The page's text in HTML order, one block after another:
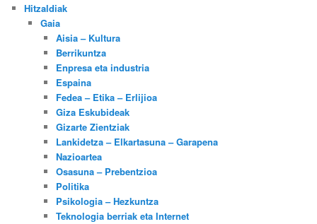
Hitzaldiak
Gaia
Aisia – Kultura
Berrikuntza
Enpresa eta industria
Espaina
Fedea – Etika – Erlijioa
Giza Eskubideak
Gizarte Zientziak
Lankidetza – Elkartasuna – Garapena
Nazioartea
Osasuna – Prebentzioa
Politika
Psikologia – Hezkuntza
Teknologia berriak eta Internet